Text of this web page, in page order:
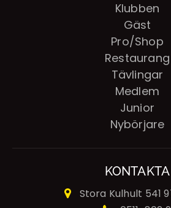
Klubben
Gäst
Pro/Shop
Restaurang
Tävlingar
Medlem
Junior
Nybörjare
KONTAKTA
Stora Kulhult 541